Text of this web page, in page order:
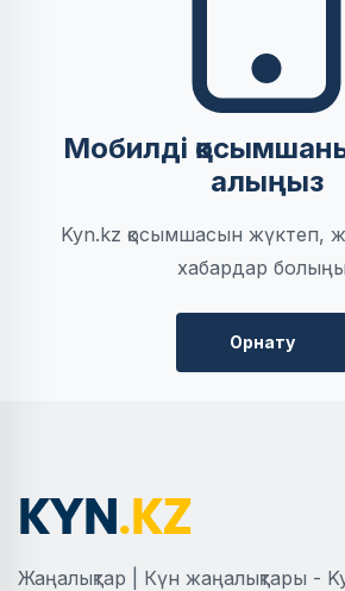
Мобилді
алыңыз
Kyn.kz қосымшасын жүктеп,
хабардар
Орнату
Жаңалықтар | Күн жаңалықтары -